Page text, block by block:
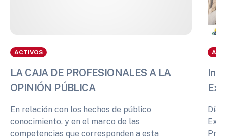
ACTIVOS
LA CAJA DE PROFESIONALES A LA
OPINIÓN PÚBLICA
En relación con los hechos de público
conocimiento, y en el marco de las
competencias que corresponden a esta